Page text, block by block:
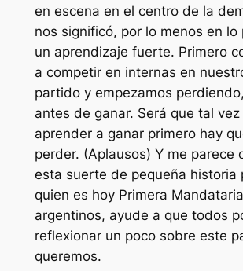
en escena en el centro de la
nos significó, por lo menos en lo
un aprendizaje fuerte. Primero
a competir en internas en
partido y empezamos
antes de ganar. Será que tal vez
aprender a ganar primero hay
perder. (Aplausos) Y me parece
esta suerte de pequeña historia
quien es hoy Primera
argentinos, ayude a que todos
reflexionar un poco sobre este
queremos.